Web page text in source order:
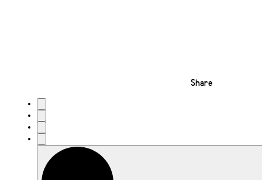
Share